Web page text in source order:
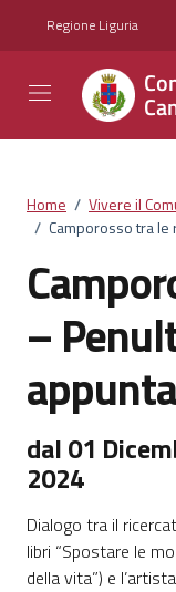
Regione Liguria
Home / Vivere il
/ Camporosso tra
–
dal 01
2024
Dialogo tra il
libri “Spostare le
della vita”) e